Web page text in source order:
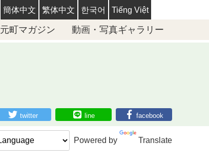
簡体中文 繁体中文 한국어 Tiếng Việt
元町マガジン 動画・写真ギャラリー
twitter line facebook
Powered by Translate